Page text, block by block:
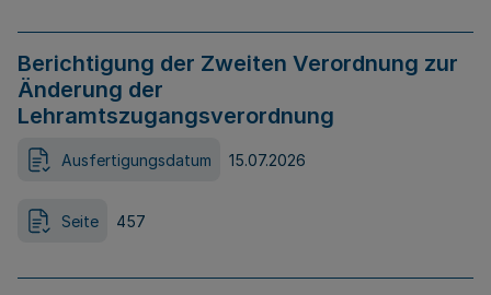
Berichtigung der Zweiten Verordnung zur
Änderung der
Lehramtszugangsverordnung
Ausfertigungsdatum 15.07.2026
Seite 457